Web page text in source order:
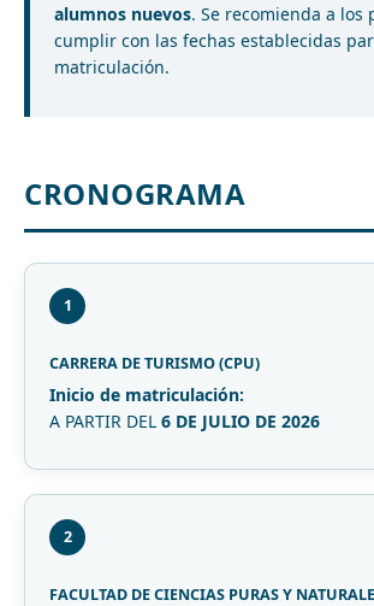
alumnos nuevos. Se recomienda a los
cumplir con las fechas establecidas
matriculación.
CRONOGRAMA
1
CARRERA DE TURISMO (CPU)
Inicio de matriculación:
A PARTIR DEL 6 DE JULIO DE 2026
2
FACULTAD DE CIENCIAS PURAS Y